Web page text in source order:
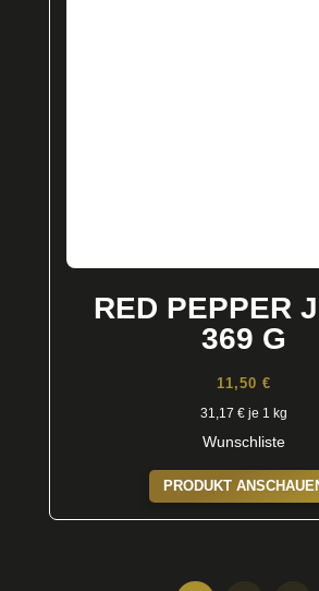
RED PEPPER
369 G
11,50 €
31,17 €je 1 kg
Wunschliste
PRODUKT